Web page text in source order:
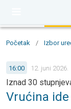
Početak / Izbor
16:00 12. juni 2026.
Iznad 30
Vrućina